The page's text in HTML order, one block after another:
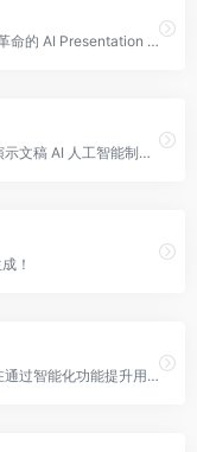
AI 驱动的演示文稿创作神器，引领视觉革命的 AI Presentation 制作工具，制作惊艳且动感十足的演示文稿从未如此简单
PPT 制作岛是一款创新性十足的 PPT 演示文稿 AI 人工智能制作平台，为用户带来了前所未有的 PPT 制作体验。
！
360AIPPT是一款AIPPT制作工具，旨在通过智能化功能提升用户制作PPT的效率和质量。用户只需输入主题、关键词或内容描述，即可快速生成包含标题、大纲、内容和配图的完整PPT。